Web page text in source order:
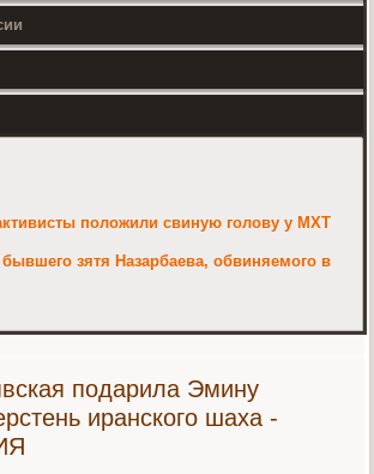
положили свиную голову у МХТ
зятя Назарбаева, обвиняемого в
подарила Эмину
иранского шаха -